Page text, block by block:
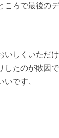
ころで最後の
いしくいただ
したのが敗因
いです。